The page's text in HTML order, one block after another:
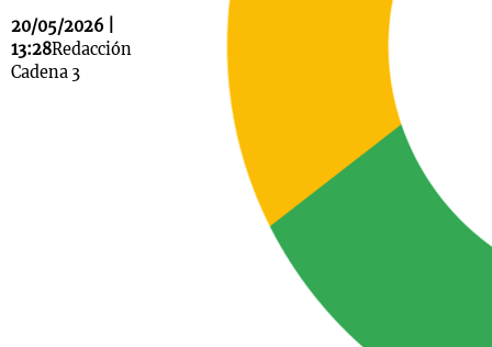
20/05/2026 |
13:28Redacción
Cadena 3